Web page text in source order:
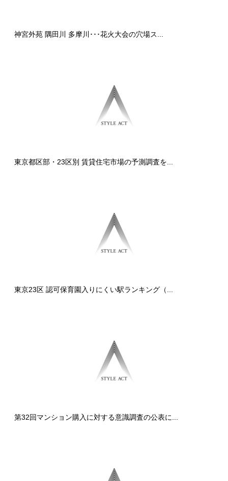
神宮外苑 隅田川 多摩川･･･花火大会の穴場ス...
東京都区部・23区別 賃貸住宅市場の予測調査を...
東京23区 認可保育園入りにくい駅ランキング（...
第32回マンション購入に対する意識調査の公表に...